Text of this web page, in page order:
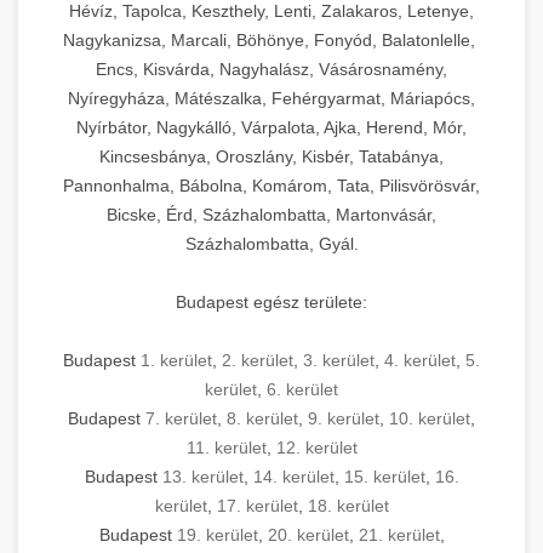
Hévíz, Tapolca, Keszthely, Lenti, Zalakaros, Letenye,
Nagykanizsa, Marcali, Böhönye, Fonyód, Balatonlelle,
Encs, Kisvárda, Nagyhalász, Vásárosnamény,
Nyíregyháza, Mátészalka, Fehérgyarmat, Máriapócs,
Nyírbátor, Nagykálló, Várpalota, Ajka, Herend, Mór,
Kincsesbánya, Oroszlány, Kisbér, Tatabánya,
Pannonhalma, Bábolna, Komárom, Tata, Pilisvörösvár,
Bicske, Érd, Százhalombatta, Martonvásár,
Százhalombatta, Gyál.
Budapest egész területe:
Budapest 1. kerület, 2. kerület, 3. kerület, 4. kerület, 5.
kerület, 6. kerület
Budapest 7. kerület, 8. kerület, 9. kerület, 10. kerület,
11. kerület, 12. kerület
Budapest 13. kerület, 14. kerület, 15. kerület, 16.
kerület, 17. kerület, 18. kerület
Budapest 19. kerület, 20. kerület, 21. kerület,